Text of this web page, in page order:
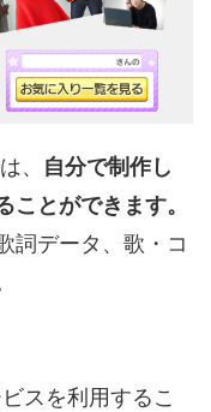
、 自分で制作し
とができます。
詞データ、歌・コ
スを利用するこ